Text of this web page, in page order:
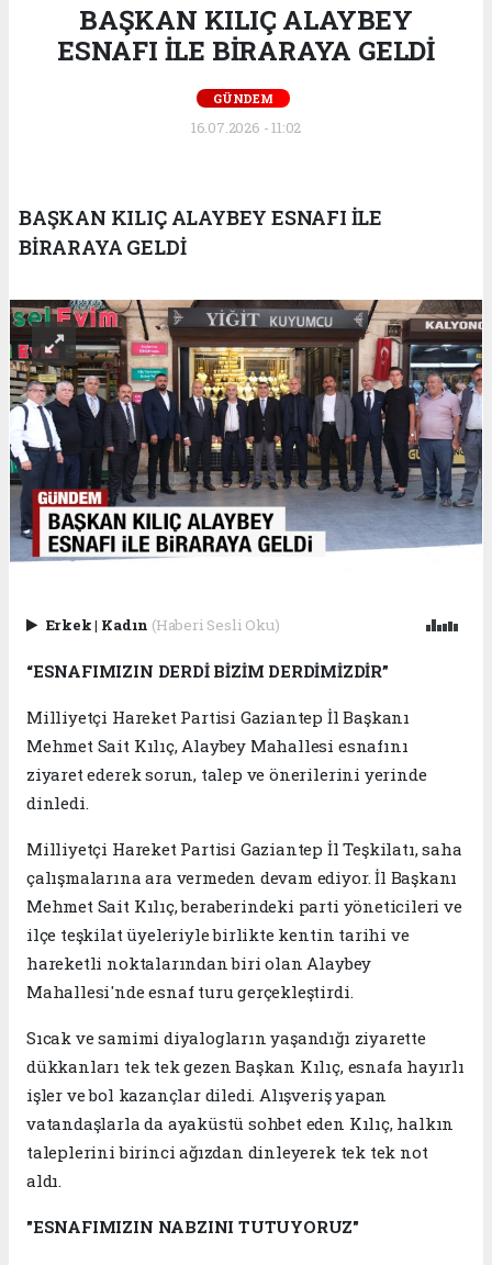
BAŞKAN KILIÇ ALAYBEY
ESNAFI İLE BİRARAYA GELDİ
GÜNDEM
16.07.2026 - 11:02
BAŞKAN KILIÇ ALAYBEY ESNAFI İLE
BİRARAYA GELDİ
Erkek| Kadın (Haberi Sesli Oku)
“ESNAFIMIZIN DERDİ BİZİM DERDİMİZDİR”
Milliyetçi Hareket Partisi Gaziantep İl Başkanı
Mehmet Sait Kılıç, Alaybey Mahallesi esnafını
ziyaret ederek sorun, talep ve önerilerini yerinde
dinledi.
Milliyetçi Hareket Partisi Gaziantep İl Teşkilatı, saha
çalışmalarına ara vermeden devam ediyor. İl Başkanı
Mehmet Sait Kılıç, beraberindeki parti yöneticileri ve
ilçe teşkilat üyeleriyle birlikte kentin tarihi ve
hareketli noktalarından biri olan Alaybey
Mahallesi'nde esnaf turu gerçekleştirdi.
Sıcak ve samimi diyalogların yaşandığı ziyarette
dükkanları tek tek gezen Başkan Kılıç, esnafa hayırlı
işler ve bol kazançlar diledi. Alışveriş yapan
vatandaşlarla da ayaküstü sohbet eden Kılıç, halkın
taleplerini birinci ağızdan dinleyerek tek tek not
aldı.
"ESNAFIMIZIN NABZINI TUTUYORUZ"